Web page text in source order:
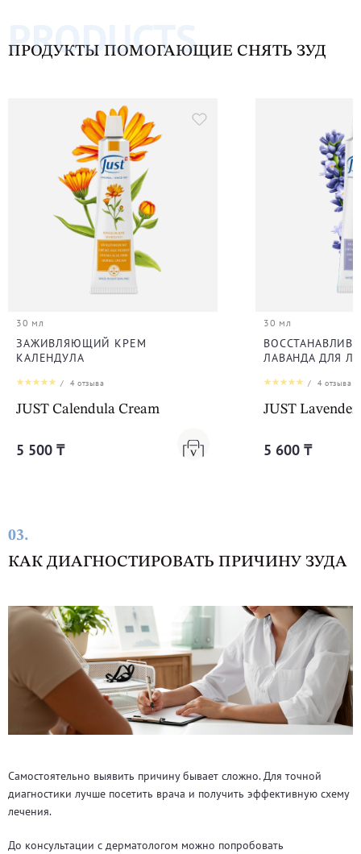
PRODUCTS
ПРОДУКТЫ ПОМОГАЮЩИЕ СНЯТЬ ЗУД
30 мл
ЗАЖИВЛЯЮЩИЙ КРЕМ
КАЛЕНДУЛА
/ 4отзыва
JUST Calendula Cream
5 500 ₸
30 мл
ЛАВАНДА ДЛЯ
/ 4отзыва
JUST Lavender
5 600 ₸
03.
КАК ДИАГНОСТИРОВАТЬ ПРИЧИНУ ЗУДА
Самостоятельно выявить причину бывает сложно. Для точной
диагностики лучше посетить врача и получить эффективную схему
лечения.
До консультации с дерматологом можно попробовать